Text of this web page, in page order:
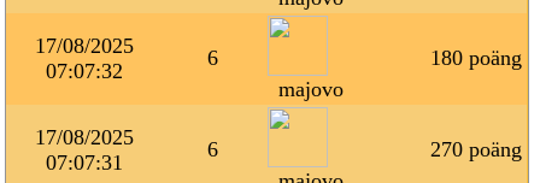
17/08/2025
07:07:32
6
majovo
180 poäng
17/08/2025
07:07:31
6
270 poäng